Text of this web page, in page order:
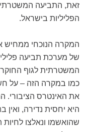
זאת, התביעה
הפליליות בישראל.
המקרה הנוכחי ממחיש
של מערכת תביעה
המשטרתית לגוף
כמו במקרה הזה – על
את האינטרס הציבורי.
היא יחסית נדירה, ואין
שהואשמו ונאלצו